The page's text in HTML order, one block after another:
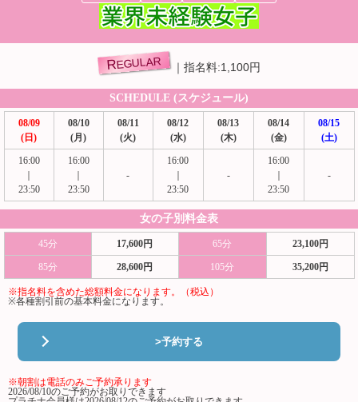
REGULAR 指名料:1,100円
SCHEDULE (スケジュール)
08/09
(日)
08/10
(月)
08/11
(火)
08/12
(水)
08/13
(木)
08/14
(金)
08/15
(土)
16:00
23:50
16:00
23:50
-
16:00
23:50
-
16:00
23:50
-
女の子別料金表
45分 17,600円 65分 23,100円
85分 28,600円 105分 35,200円
※指名料を含めた総額料金になります。（税込）
※各種割引前の基本料金になります。
>予約する
※朝割は電話のみご予約承ります
2026/08/10のご予約がお取りできます